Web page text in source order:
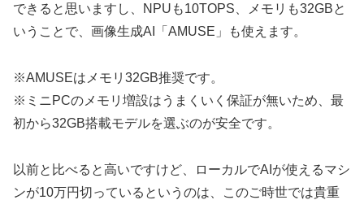
できると思いますし、NPUも10TOPS、メモリも32GBと
いうことで、画像生成AI「AMUSE」も使えます。
※AMUSEはメモリ32GB推奨です。
※ミニPCのメモリ増設はうまくいく保証が無いため、最
初から32GB搭載モデルを選ぶのが安全です。
以前と比べると高いですけど、ローカルでAIが使えるマシ
ンが10万円切っているというのは、このご時世では貴重